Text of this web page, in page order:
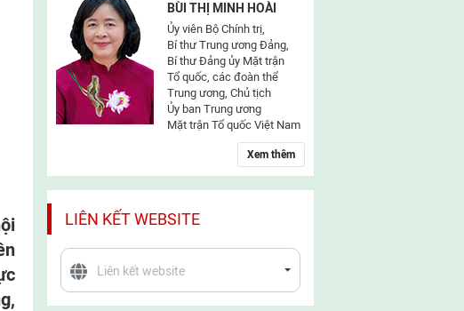
BÙI THỊ MINH HOÀI
Ủy viên Bộ Chính trị,
Bí thư Trung ương Đảng,
Bí thư Đảng ủy Mặt trận
Tổ quốc, các đoàn thể
Trung ương, Chủ tịch
Ủy ban Trung ương
Mặt trận Tổ quốc Việt Nam
Xem thêm
LIÊN KẾT WEBSITE